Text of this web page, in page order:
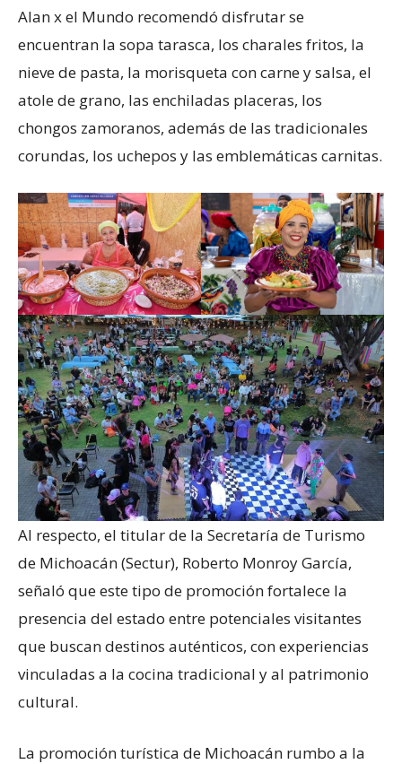
Alan x el Mundo recomendó disfrutar se
encuentran la sopa tarasca, los charales fritos, la
nieve de pasta, la morisqueta con carne y salsa, el
atole de grano, las enchiladas placeras, los
chongos zamoranos, además de las tradicionales
corundas, los uchepos y las emblemáticas carnitas.
Al respecto, el titular de la Secretaría de Turismo
de Michoacán (Sectur), Roberto Monroy García,
señaló que este tipo de promoción fortalece la
presencia del estado entre potenciales visitantes
que buscan destinos auténticos, con experiencias
vinculadas a la cocina tradicional y al patrimonio
cultural.
La promoción turística de Michoacán rumbo a la